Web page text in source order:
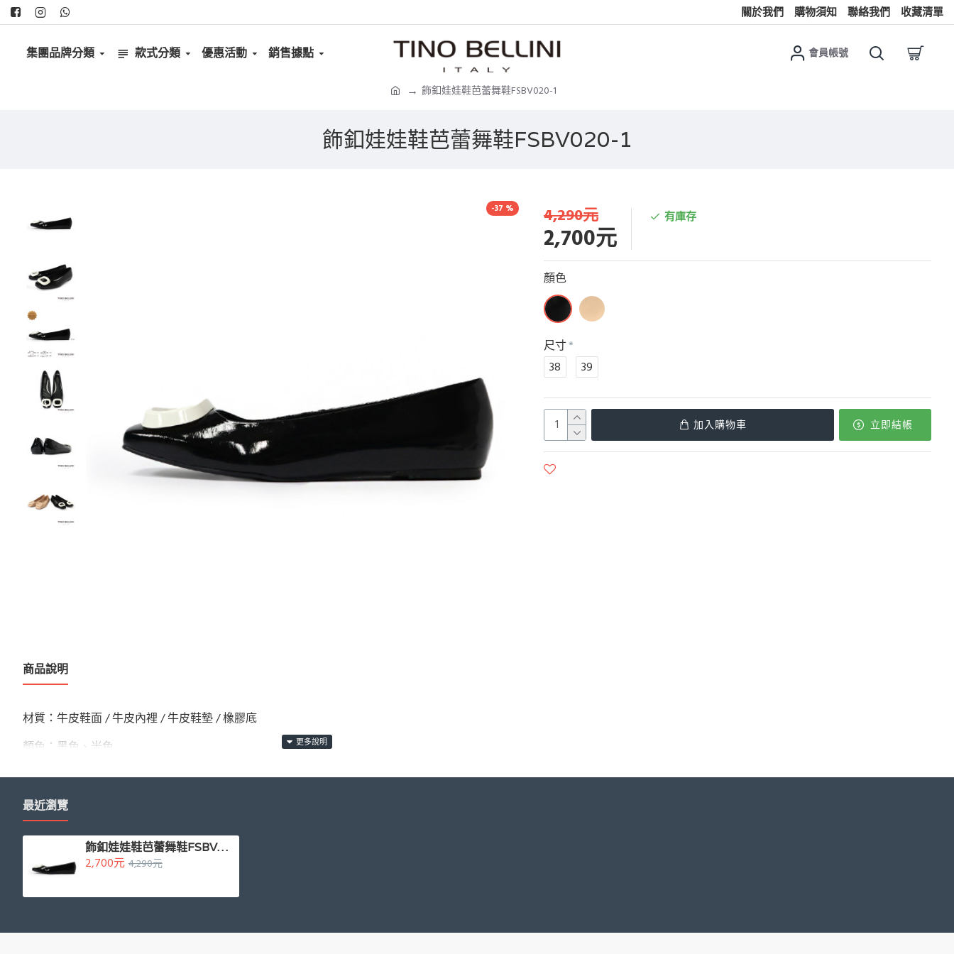
關於我們 購物須知 聯絡我們 收藏清單
集團品牌分類 款式分類 優惠活動 銷售據點 會員帳號
飾釦娃娃鞋芭蕾舞鞋FSBV020-1
飾釦娃娃鞋芭蕾舞鞋FSBV020-1
-37 %
2,700元
4,290元 有庫存
顏色
尺寸
38
39
加入購物車 立即結帳
商品說明
材質：牛皮鞋面 / 牛皮內裡 / 牛皮鞋墊 / 橡膠底
顏色：黑色、米色
商品尺寸：以36號商品測量，鞋跟高度：0.5 CM
產地：巴西 MADE IN BRAZIL
最近瀏覽
飾釦娃娃鞋芭蕾舞鞋FSBV020-1
2,700元 4,290元